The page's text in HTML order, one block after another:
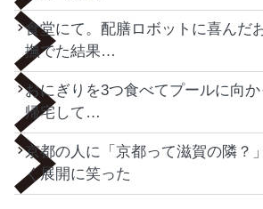
食堂にて。配膳ロボットに喜んだ
撫でた結果…
おにぎりを3つ食べてプールに向
帰宅して…
京都の人に「京都って滋賀の隣？
く展開に笑った